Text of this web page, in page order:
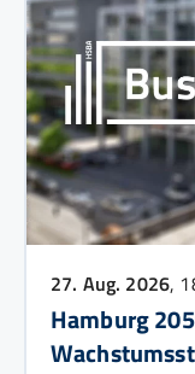
27. Aug. 2026,
Hamburg